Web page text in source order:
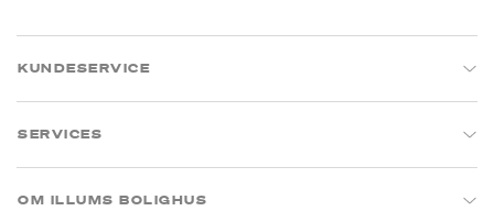
KUNDESERVICE
SERVICES
OM ILLUMS BOLIGHUS